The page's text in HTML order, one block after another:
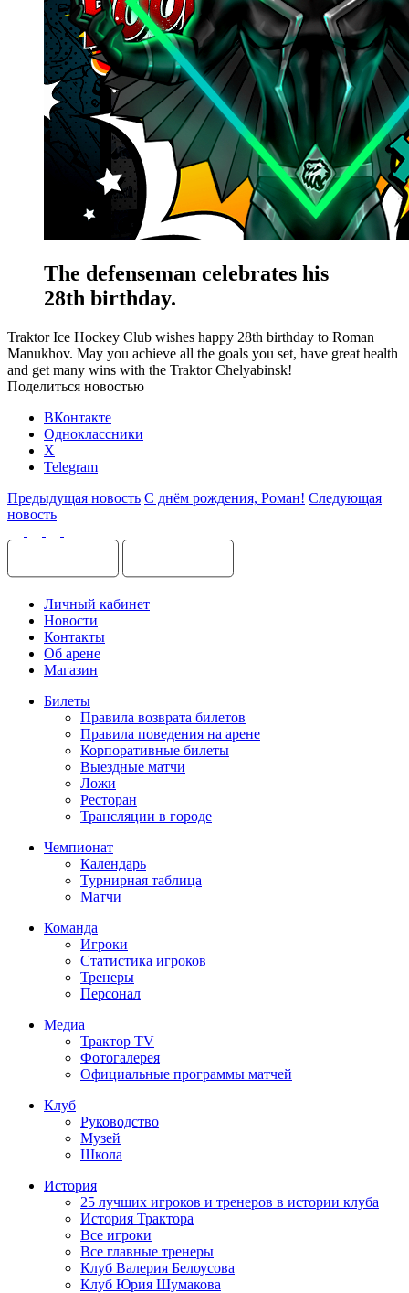
The defenseman celebrates his
28th birthday.
Traktor Ice Hockey Club wishes happy 28th birthday to Roman
Manukhov. May you achieve all the goals you set, have great health
and get many wins with the Traktor Chelyabinsk!
Поделиться новостью
ВКонтакте
Одноклассники
X
Telegram
Предыдущая новость С днём рождения, Роман! Следующая
новость
Личный кабинет
Новости
Контакты
Об арене
Магазин
Билеты
Правила возврата билетов
Правила поведения на арене
Корпоративные билеты
Выездные матчи
Ложи
Ресторан
Трансляции в городе
Чемпионат
Календарь
Турнирная таблица
Матчи
Команда
Игроки
Статистика игроков
Тренеры
Персонал
Медиа
Трактор TV
Фотогалерея
Официальные программы матчей
Клуб
Руководство
Музей
Школа
История
25 лучших игроков и тренеров в истории клуба
История Трактора
Все игроки
Все главные тренеры
Клуб Валерия Белоусова
Клуб Юрия Шумакова